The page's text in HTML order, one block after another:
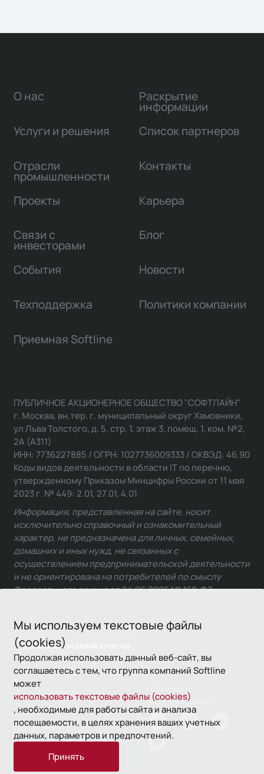
Мы используем текстовые файлы
(cookies)
Продолжая использовать данный веб-сайт, вы
соглашаетесь с тем, что группа компаний Softline
может
использовать текстовые файлы (cookies)
, необходимые для работы сайта и анализа
посещаемости, в целях хранения ваших учетных
данных, параметров и предпочтений.
Принять
О нас
Услуги и решения
Отрасли
промышленности
Проекты
Связи с
инвесторами
Раскрытие
информации
Список партнеров
Контакты
Карьера
Блог
События Новости
Техподдержка Политики компании
Приемная Softline
Связаться с отделом качества
ПУБЛИЧНОЕ АКЦИОНЕРНОЕ ОБЩЕСТВО "СОФТЛАЙН"
г. Москва, вн.тер. г. муниципальный округ Хамовники,
ул Льва Толстого, д. 5, стр. 1, этаж 3, помещ. 1, ком. №2,
2А (А311)
ИНН: 7736227885 / ОГРН: 1027736009333 / ОКВЭД: 46.90
Коды видов деятельности в области IT по перечню,
утвержденному Приказом Минцифры России от 11 мая
2023 г. № 449: 2.01, 27.01, 4.01
Информация, представленная на сайте, носит
исключительно справочный и ознакомительный
характер, не предназначена для личных, семейных,
домашних и иных нужд, не связанных с
осуществлением предпринимательской деятельности
и не ориентирована на потребителей по смыслу
Федерального закона от 24.06.2025 № 168-ФЗ.
© 1993—2026 Softline
использования
Политика
конфиденциальности